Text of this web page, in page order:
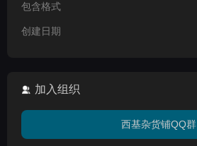
包含格式
创建日期
加入组织
西基杂货铺QQ群